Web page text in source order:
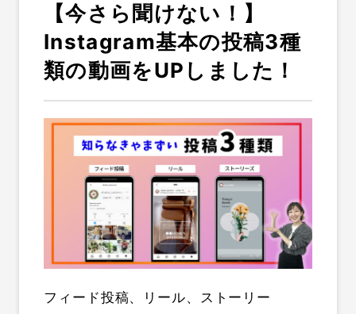
【今さら聞けない！】
Instagram基本の投稿3種
類の動画をUPしました！
フィード投稿、リール、ストーリー